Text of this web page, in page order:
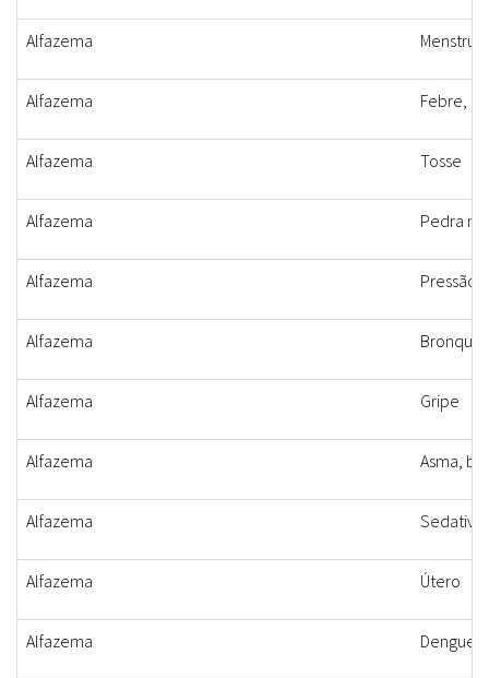
Alfazema
Alfazema Febre,
Alfazema Tosse
Alfazema Pedra
Alfazema Pressão,
Alfazema
Alfazema Gripe
Alfazema Asma,
Alfazema Sedativo
Alfazema Útero
Alfazema Dengue,